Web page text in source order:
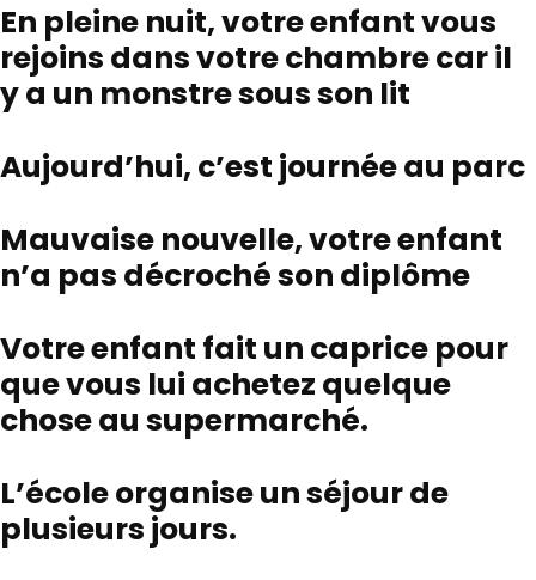
En pleine nuit, votre enfant vous
rejoins dans votre chambre car il
y a un monstre sous son lit
Aujourd’hui, c’est journée au parc
Mauvaise nouvelle, votre enfant
n’a pas décroché son diplôme
Votre enfant fait un caprice pour
que vous lui achetez quelque
chose au supermarché.
L’école organise un séjour de
plusieurs jours.